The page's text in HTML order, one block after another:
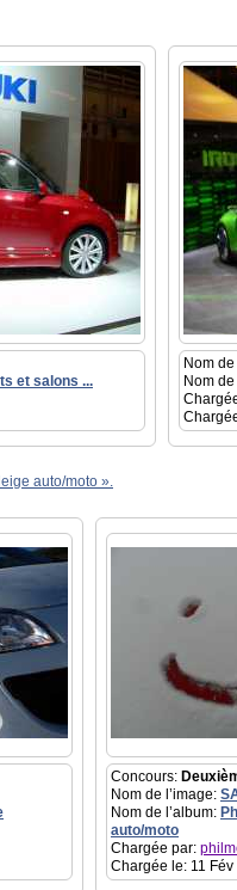
et salons ...
Nom
Nom
auto/moto ».
Concours:
Nom de l’image:
Nom de l’album:
auto/moto
Chargée par:
Chargée le: 11